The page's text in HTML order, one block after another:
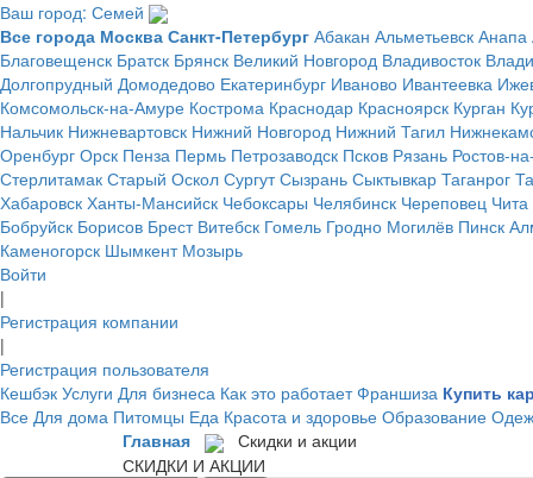
Ваш город: Семей
Все города Москва Санкт-Петербург Абакан Альметьевск Анапа
Благовещенск Братск Брянск Великий Новгород Владивосток
Долгопрудный Домодедово Екатеринбург Иваново Ивантеевка
Комсомольск-на-Амуре Кострома Краснодар Красноярск Курган
Нальчик Нижневартовск Нижний Новгород Нижний Тагил
Оренбург Орск Пенза Пермь Петрозаводск Псков Рязань Ростов-
Стерлитамак Старый Оскол Сургут Сызрань Сыктывкар Таганрог
Хабаровск Ханты-Мансийск Чебоксары Челябинск Череповец Чита
Бобруйск Борисов Брест Витебск Гомель Гродно Могилёв Пинск
Каменогорск Шымкент Мозырь
Войти
|
Регистрация компании
|
Регистрация пользователя
Кешбэк Услуги Для бизнеса Как это работает Франшиза Купить
Все Для дома Питомцы Еда Красота и здоровье Образование
Главная
Скидки и акции
СКИДКИ И АКЦИИ